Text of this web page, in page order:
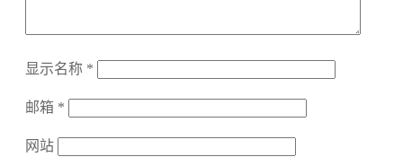
显示名称 *
邮箱 *
网站